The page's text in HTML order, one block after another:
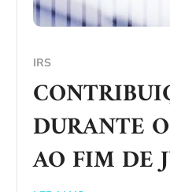
IRS
DURANTE
AO FIM DE